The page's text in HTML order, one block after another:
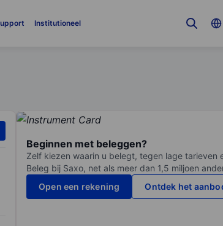
Institutioneel
Beginnen met beleggen?
Zelf kiezen waarin u belegt, tegen lage tarieven
Beleg bij Saxo, net als meer dan 1,5 miljoen
Open een rekening
Ontdek het